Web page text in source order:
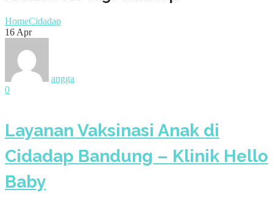
HomeCidadap
16 Apr
angga
0
Layanan Vaksinasi Anak di
Cidadap Bandung – Klinik Hello
Baby